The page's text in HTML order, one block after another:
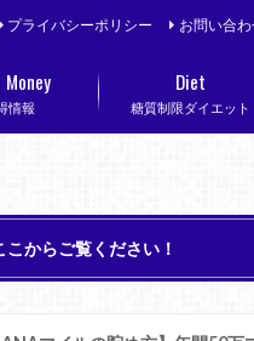
プライバシーポリシー お問い合
情報
Money
糖質制限ダイエット
Diet
からご覧ください！